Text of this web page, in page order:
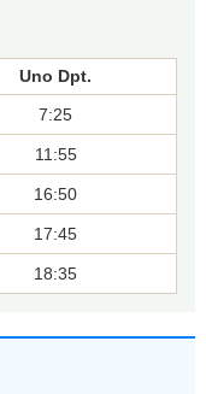
Uno Dpt.
7:25
11:55
16:50
17:45
18:35